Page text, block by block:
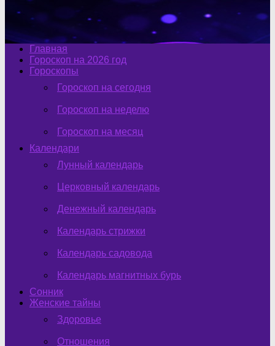
Главная
Гороскоп на 2026 год
Гороскопы
Гороскоп на сегодня
Гороскоп на неделю
Гороскоп на месяц
Календари
Лунный календарь
Церковный календарь
Денежный календарь
Календарь стрижки
Календарь садовода
Календарь магнитных бурь
Сонник
Женские тайны
Здоровье
Отношения